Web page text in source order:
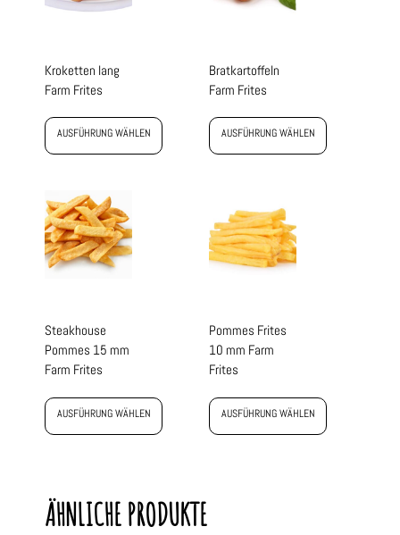
Kroketten lang
Farm Frites
AUSFÜHRUNG WÄHLEN
Bratkartoffeln
Farm Frites
AUSFÜHRUNG WÄHLEN
Steakhouse
Pommes 15 mm
Farm Frites
AUSFÜHRUNG WÄHLEN
Pommes Frites
10 mm Farm
Frites
AUSFÜHRUNG WÄHLEN
ÄHNLICHE PRODUKTE